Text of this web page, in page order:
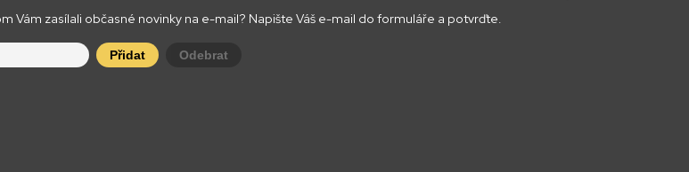
Vám zasílali občasné novinky na e-mail? Napište Váš e-mail do formuláře a potvrďte.
Přidat Odebrat